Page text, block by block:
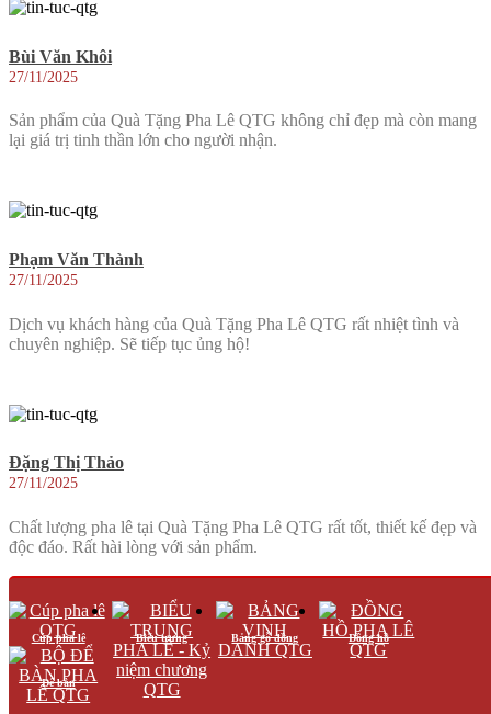
Bùi Văn Khôi
27/11/2025
Sản phẩm của Quà Tặng Pha Lê QTG không chỉ đẹp mà còn mang
lại giá trị tinh thần lớn cho người nhận.
Phạm Văn Thành
27/11/2025
Dịch vụ khách hàng của Quà Tặng Pha Lê QTG rất nhiệt tình và
chuyên nghiệp. Sẽ tiếp tục ủng hộ!
Đặng Thị Thảo
27/11/2025
Chất lượng pha lê tại Quà Tặng Pha Lê QTG rất tốt, thiết kế đẹp và
độc đáo. Rất hài lòng với sản phẩm.
Bùi Văn Tài
27/11/2025
Cúp pha lê Biểu trưng Bảng gỗ đồng Đồng hồ
Để bàn